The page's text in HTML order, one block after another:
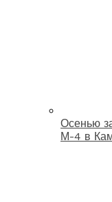
Осенью
М-4 в